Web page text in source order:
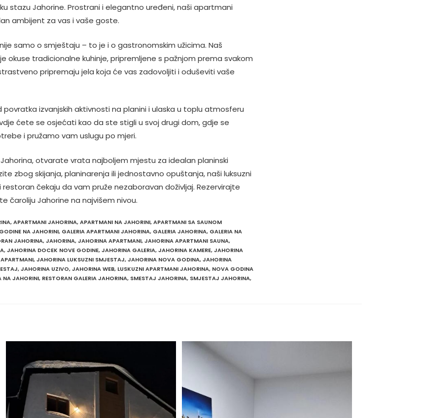
stazu Jahorine. Prostrani i elegantno uređeni, naši apartmani
ambijent za vas i vaše goste.
samo o smještaju – to je i o gastronomskim užicima. Naš
okuse tradicionalne kuhinje, pripremljene s pažnjom prema svakom
pripremaju jela koja će vas zadovoljiti i oduševiti vaše
izvanjskih aktivnosti na planini i ulaska u toplu atmosferu
ćete se osjećati kao da ste stigli u svoj drugi dom, gdje se
i pružamo vam uslugu po mjeri.
otvarate vrata najboljem mjestu za idealan planinski
zbog skijanja, planinarenja ili jednostavno opuštanja, naši luksuzni
čekaju da vam pruže nezaboravan doživljaj. Rezervirajte
čaroliju Jahorine na najvišem nivou.
,APARTMANI JAHORINA,APARTMANI NA JAHORINI,APARTMANI SA SAUNOM
NA JAHORINI, GALERIA APARTMANI JAHORINA, GALERIA JAHORINA, GALERIA NA
JAHORINA,JAHORINA,JAHORINA APARTMANI,JAHORINA APARTMANI SAUNA,
,JAHORINA DOCEK NOVE GODINE,JAHORINA GALERIA,JAHORINA KAMERE,JAHORINA
,JAHORINA LUKSUZNI SMJESTAJ,JAHORINA NOVA GODINA,JAHORINA
,JAHORINA UZIVO,JAHORINA WEB, LUSKUZNI APARTMANI JAHORINA, NOVA GODINA
NA JAHORINI, RESTORAN GALERIA JAHORINA, SMESTAJ JAHORINA, SMJESTAJ JAHORINA,